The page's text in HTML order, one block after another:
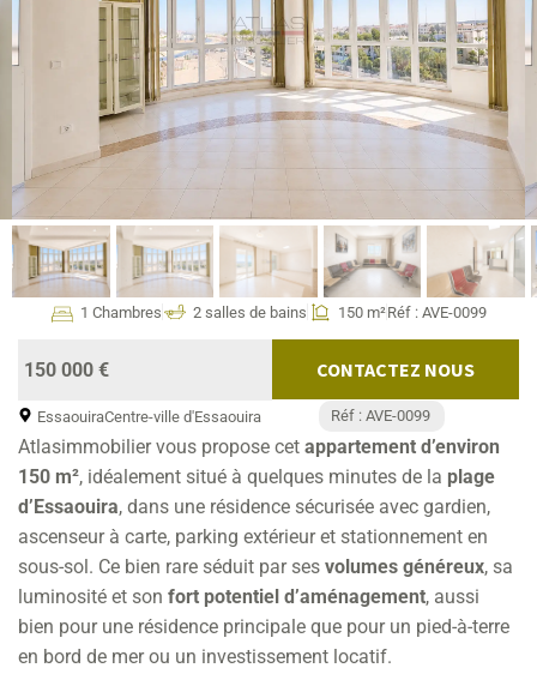
1 Chambres 2 salles de bains 150 m²Réf : AVE-0099
150 000 € CONTACTEZ NOUS
EssaouiraCentre-ville d'Essaouira Réf : AVE-0099
Atlasimmobilier vous propose cet appartement d’environ
150 m², idéalement situé à quelques minutes de la plage
d’Essaouira, dans une résidence sécurisée avec gardien,
ascenseur à carte, parking extérieur et stationnement en
sous-sol. Ce bien rare séduit par ses volumes généreux, sa
luminosité et son fort potentiel d’aménagement, aussi
bien pour une résidence principale que pour un pied-à-terre
en bord de mer ou un investissement locatif.